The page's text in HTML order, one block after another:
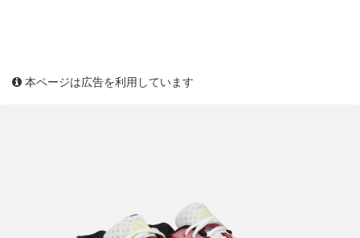
本ページは広告を利用しています